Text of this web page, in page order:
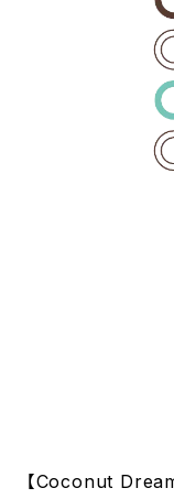
【Coconut